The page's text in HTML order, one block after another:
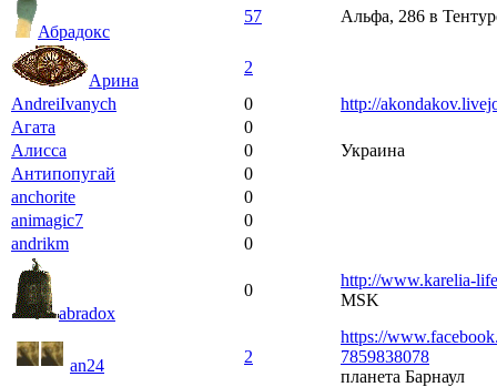
Абрадокс
57 Альфа, 286 в
Арина
2
AndreiIvanych
0
http://
Агата
0
Алисса
0
Украина
Антипопугай
0
anchorite
0
animagic7
0
andrikm
0
abradox
0
http://www.karelia-
MSK
an24 2
https://
7859838078
планета Барнаул